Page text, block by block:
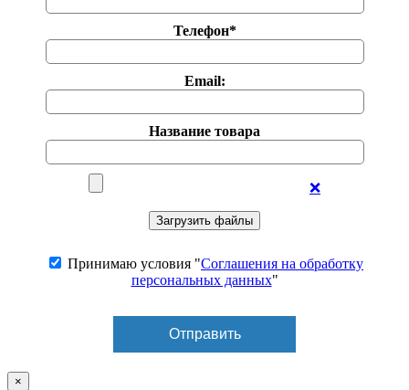
Телефон*
Email:
Название товара
❌
Принимаю условия "Соглашения на обработку
персональных данных"
×